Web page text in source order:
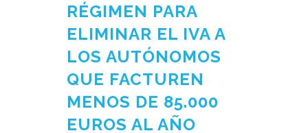
RÉGIMEN PARA
ELIMINAR EL IVA A
LOS AUTÓNOMOS
QUE FACTUREN
MENOS DE 85.000
EUROS AL AÑO